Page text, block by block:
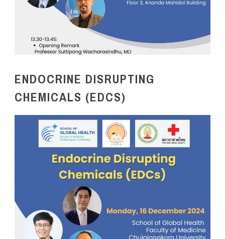
ENDOCRINE DISRUPTING
CHEMICALS (EDCS)